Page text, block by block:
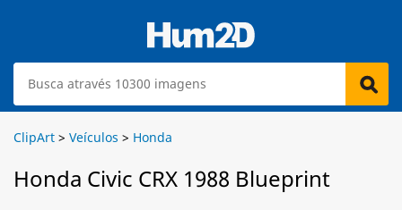
ClipArt > Veículos > Honda
Honda Civic CRX 1988 Blueprint